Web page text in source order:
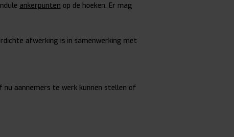
ankerpunten op de hoeken. Er mag
afwerking is in samenwerking met
nu aannemers te werk kunnen stellen of